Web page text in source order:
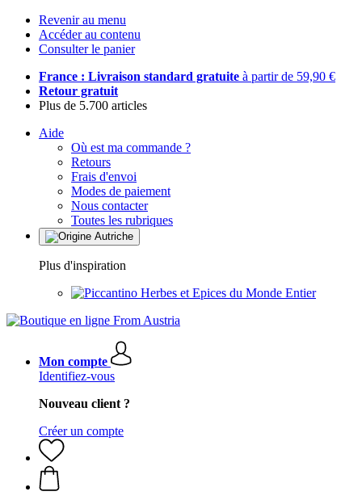
Revenir au menu
Accéder au contenu
Consulter le panier
France : Livraison standard gratuite à partir de 59,90 €
Retour gratuit
Plus de 5.700 articles
Aide
Où est ma commande ?
Retours
Frais d'envoi
Modes de paiement
Nous contacter
Toutes les rubriques
Plus d'inspiration
Herbes et Epices du Monde Entier
Mon compte
Identifiez-vous
Nouveau client ?
Créer un compte